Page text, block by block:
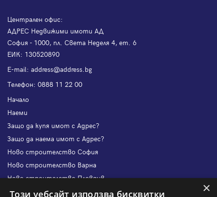
Централен офис:
АДРЕС Недвижими имоти АД
София - 1000, пл. Света Неделя 4, ет. 6
ЕИК: 130520890
Е-mail: address@address.bg
Телефон: 0888 11 22 00
Начало
Наеми
Защо да купя имот с Адрес?
Защо да наема имот с Адрес?
Ново строителство София
Ново строителство Варна
Ново строителство Пловдив
Ново строителство Бургас
×
Този уебсайт използва бисквитки